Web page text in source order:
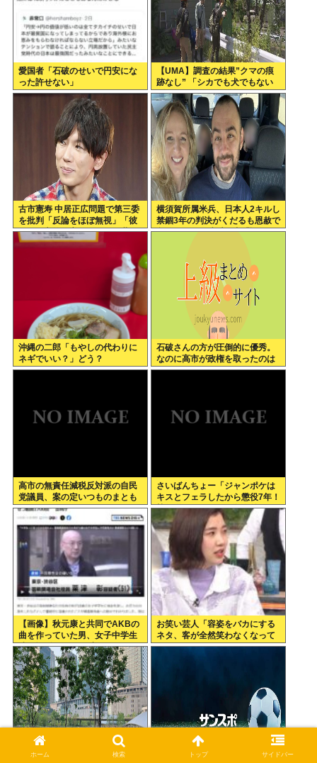
愛国者「石破のせいで円安にな
った許せない」
【UMA】調査の結果”クマの痕
跡なし” 「シカでも犬でもない
ゴロンとして黒い動物を見た」
札幌市清田区
古市憲寿 中居正広問題で第三委
を批判「反論をほぼ無視」「彼
らが一方的に言ったことが世の
中に定着してしまう」橋下徹も
横須賀所属米兵、日本人2キルし
禁錮3年の判決がくだるも恩赦で
釈放！ニュー速愛国者「辺野
沖縄の二郎「もやしの代わりに
ネギでいい？」どう？
石破さんの方が圧倒的に優秀。
なのに高市が政権を取ったのは
おかしい
高市の無責任減税反対派の自民
党議員、案の定いつものまとも
なメンツだったwww
さいばんちょー「ジャンポケは
キスとフェラしたから懲役7年！
執行猶予なし！」←殺人並みに
重くて草
【画像】秋元康と共同でAKBの
曲を作っていた男、女子中学生
達と撮影した1700点のAVをネ
ットで販売していたwww
お笑い芸人「容姿をバカにする
ネタ、客が全然笑わなくなって
きた」
ホーム 検索 トップ サイドバー